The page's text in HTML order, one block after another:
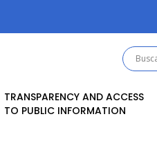
TRANSPARENCY AND ACCESS
TO PUBLIC INFORMATION